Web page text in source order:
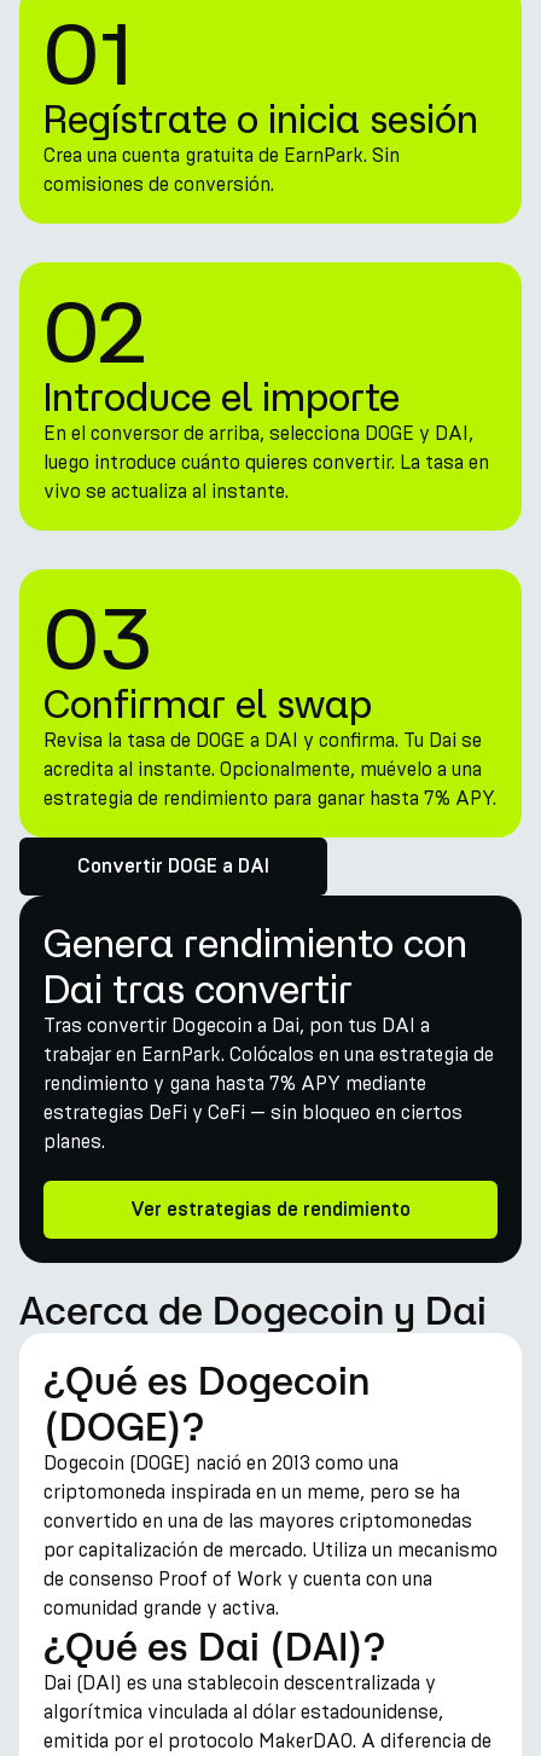
01
Regístrate o inicia sesión
Crea una cuenta gratuita de EarnPark. Sin
comisiones de conversión.
02
Introduce el importe
En el conversor de arriba, selecciona DOGE y DAI,
luego introduce cuánto quieres convertir. La tasa en
vivo se actualiza al instante.
03
Confirmar el swap
Revisa la tasa de DOGE a DAI y confirma. Tu Dai se
acredita al instante. Opcionalmente, muévelo a una
estrategia de rendimiento para ganar hasta 7% APY.
Convertir DOGE a DAI
Genera rendimiento con
Dai tras convertir
Tras convertir Dogecoin a Dai, pon tus DAI a
trabajar en EarnPark. Colócalos en una estrategia de
rendimiento y gana hasta 7% APY mediante
estrategias DeFi y CeFi — sin bloqueo en ciertos
planes.
Ver estrategias de rendimiento
Acerca de Dogecoin y Dai
¿Qué es Dogecoin
(DOGE)?
Dogecoin (DOGE) nació en 2013 como una
criptomoneda inspirada en un meme, pero se ha
convertido en una de las mayores criptomonedas
por capitalización de mercado. Utiliza un mecanismo
de consenso Proof of Work y cuenta con una
comunidad grande y activa.
¿Qué es Dai (DAI)?
Dai (DAI) es una stablecoin descentralizada y
algorítmica vinculada al dólar estadounidense,
emitida por el protocolo MakerDAO. A diferencia de